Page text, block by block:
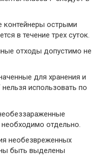
контейнеры острыми
в течение трех суток.
отходы допустимо не
для хранения и
использовать по
отдельно.
необезвреженных
быть выделены